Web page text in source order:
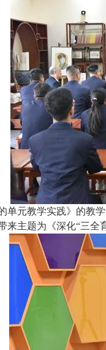
单元教学实践》的教
来主题为《深化“三全